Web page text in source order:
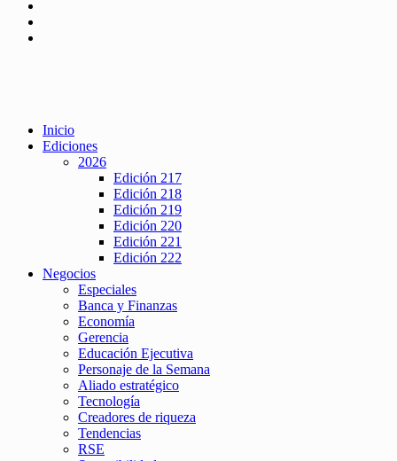
Inicio
Ediciones
2026
Edición 217
Edición 218
Edición 219
Edición 220
Edición 221
Edición 222
Negocios
Especiales
Banca y Finanzas
Economía
Gerencia
Educación Ejecutiva
Personaje de la Semana
Aliado estratégico
Tecnología
Creadores de riqueza
Tendencias
RSE